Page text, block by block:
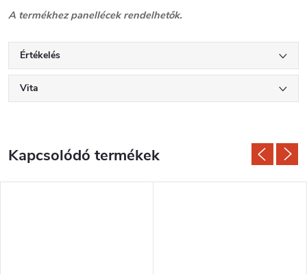
A termékhez panellécek rendelhetők.
Értékelés
Vita
Kapcsolódó termékek